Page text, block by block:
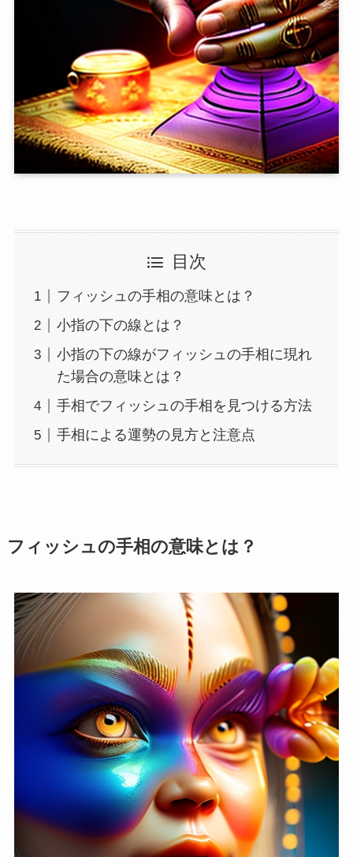
目次
フィッシュの手相の意味とは？
小指の下の線とは？
小指の下の線がフィッシュの手相に現れ
た場合の意味とは？
手相でフィッシュの手相を見つける方法
手相による運勢の見方と注意点
フィッシュの手相の意味とは？